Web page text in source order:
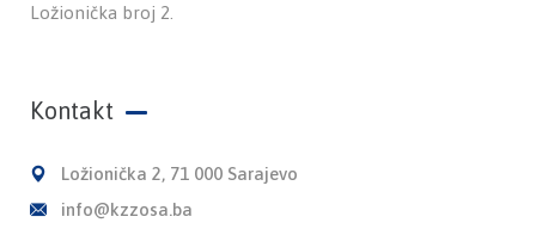
Ložionička broj 2.
Kontakt
Ložionička 2, 71 000 Sarajevo
info@kzzosa.ba